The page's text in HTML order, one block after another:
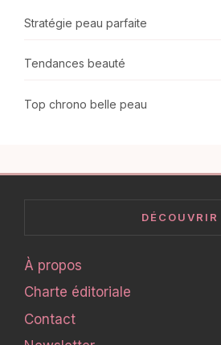
Stratégie peau parfaite
Tendances beauté
Top chrono belle peau
DÉCOUVRIR
À propos
Charte éditoriale
Contact